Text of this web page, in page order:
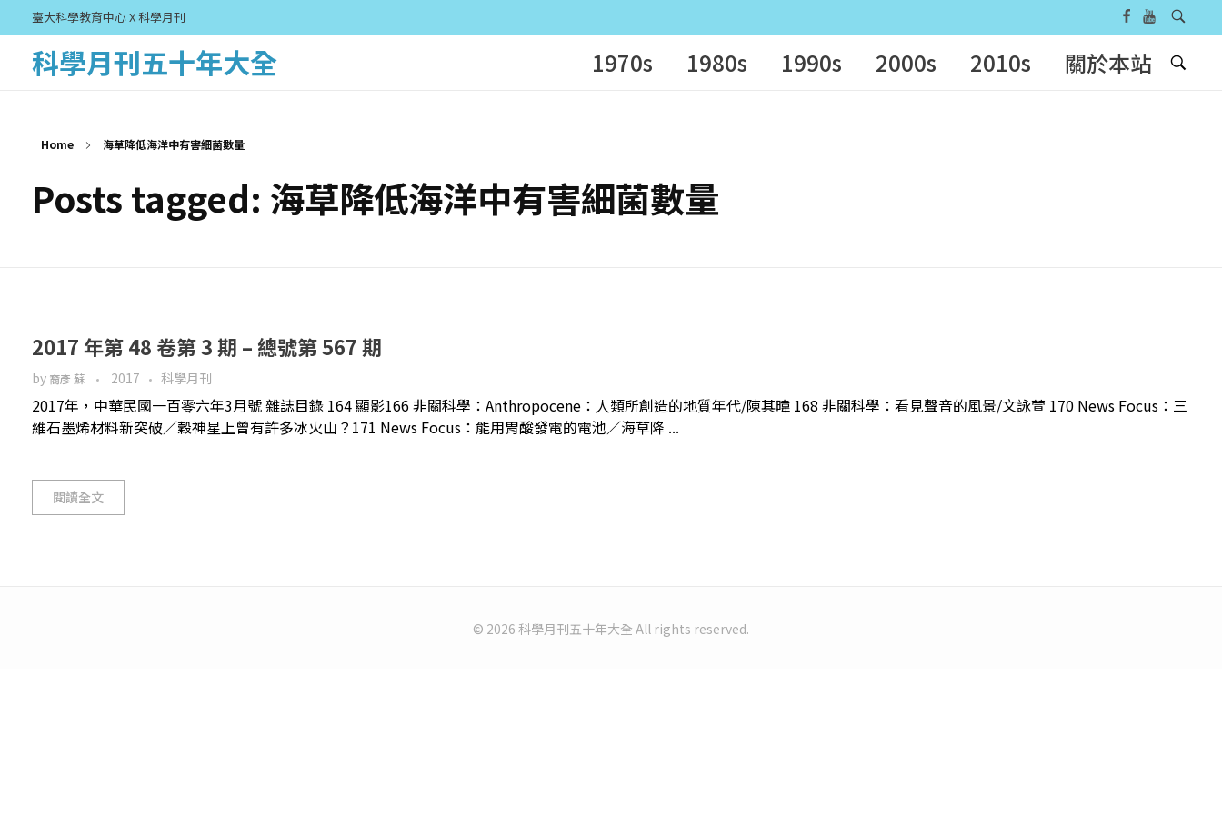
臺大科學教育中心 X 科學月刊
科學月刊五十年大全 1970s 1980s 1990s 2000s 2010s 關於本站
Home 海草降低海洋中有害細菌數量
Posts tagged: 海草降低海洋中有害細菌數量
2017 年第 48 卷第 3 期 – 總號第 567 期
by 裔彥 蘇 2017 科學月刊
2017年，中華民國一百零六年3月號 雜誌目錄 164 顯影166 非關科學：Anthropocene：人類所創造的地質年代/陳其暐 168 非關科學：看見聲音的風景/文詠萱 170 News Focus：三
維石墨烯材料新突破／穀神星上曾有許多冰火山？171 News Focus：能用胃酸發電的電池／海草降 ...
閱讀全文
© 2026 科學月刊五十年大全 All rights reserved.